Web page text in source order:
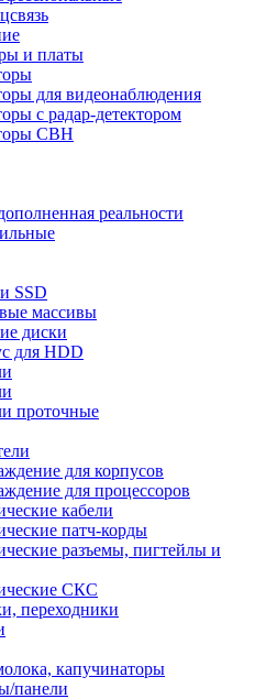
и платы
для видеонаблюдения
с радар-детектором
СВН
реальности
SSD
массивы
диски
для HDD
проточные
для корпусов
для процессоров
кабели
патч-корды
разъемы, пигтейлы и
СКС
переходники
капучинаторы
панели